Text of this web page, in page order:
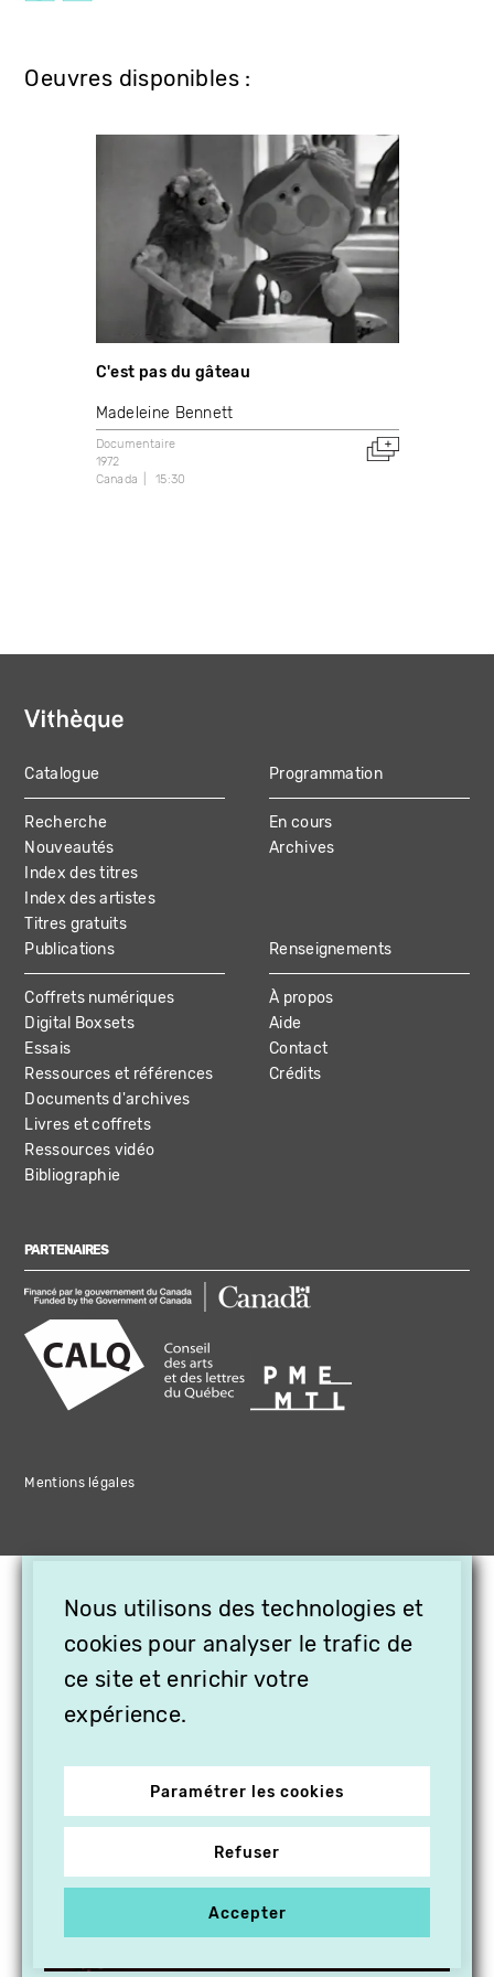
Oeuvres disponibles :
C'est pas du gâteau
Madeleine Bennett
Documentaire
1972
Canada
15:30
MAIN
NAVIGATION
Catalogue
Recherche
Nouveautés
Index des titres
Index des artistes
Titres gratuits
Programmation
En cours
Archives
Publications
Coffrets numériques
Digital Boxsets
Essais
Ressources et références
Documents d'archives
Livres et coffrets
Ressources vidéo
Bibliographie
Renseignements
À propos
Aide
Contact
Crédits
PARTENAIRES
Mentions légales
Nous utilisons des technologies et
cookies pour analyser le trafic de
ce site et enrichir votre
expérience.
Paramétrer les cookies
Refuser
Accepter
OFFREZ LA VIDÉO EN
CADEAU, ABONNEZ VOS
PROCHES À VITHÈQUE !